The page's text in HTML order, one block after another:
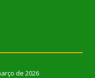
de 2026